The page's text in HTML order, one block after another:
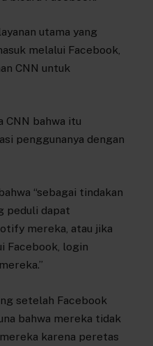
utama yang
melalui Facebook,
CNN untuk
CNN bahwa itu
penggunanya dengan
“sebagai tindakan
peduli dapat
mereka, atau jika
Facebook, login
setelah Facebook
bahwa mereka tidak
karena peretas